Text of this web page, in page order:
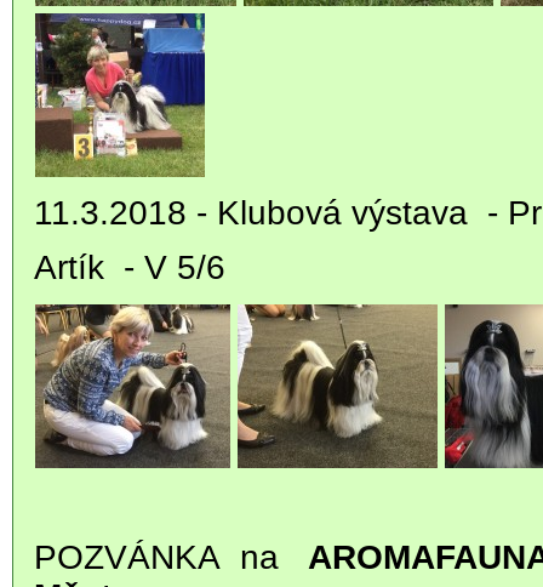
11.3.2018 - Klubová výstava -
Artík - V 5/6
POZVÁNKA na